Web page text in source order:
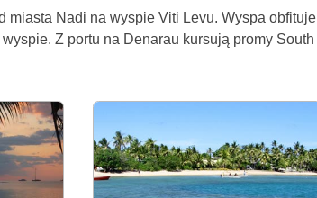
miasta Nadi na wyspie Viti Levu. Wyspa obfituje
Z portu na Denarau kursują promy South